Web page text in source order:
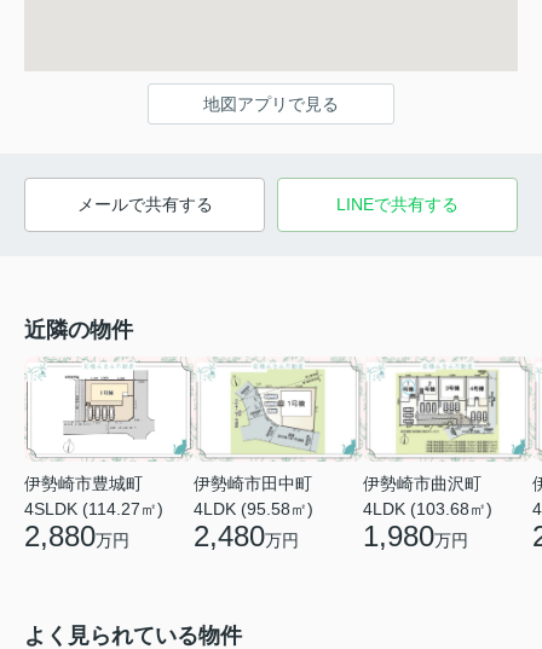
地図アプリで見る
メールで共有する LINEで共有する
近隣の物件
伊勢崎市豊城町
4SLDK (114.27㎡)
2,880万円
伊勢崎市田中町
4LDK (95.58㎡)
2,480万円
伊勢崎市曲沢町
4LDK (103.68㎡)
1,980万円
よく見られている物件